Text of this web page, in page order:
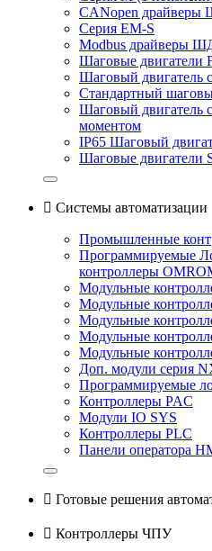
CANopen драйверы
Серия EM-S
Modbus драйверы
Шаговые двигатели
Шаговый двигатель
Стандартный
Шаговый
моментом
IP65 Шаговый
Шаговые двигатели
 Системы автоматизации
Промышленные
Программируемые
контроллеры
Модульные
Модульные
Модульные
Модульные
Модульные
Доп. модули серия
Программируемые
Контроллеры PAC
Модули IO SYS
Контроллеры PLC
Панели оператора
 Готовые решения
 Контроллеры ЧПУ